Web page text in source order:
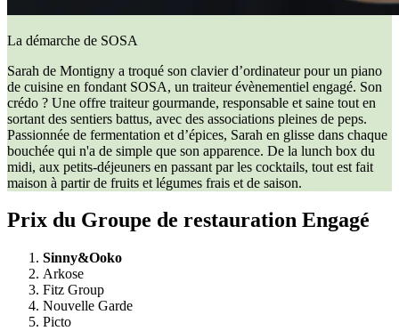
La démarche de SOSA
Sarah de Montigny a troqué son clavier d’ordinateur pour un piano
de cuisine en fondant SOSA, un traiteur évènementiel engagé. Son
crédo ? Une offre traiteur gourmande, responsable et saine tout en
sortant des sentiers battus, avec des associations pleines de peps.
Passionnée de fermentation et d’épices, Sarah en glisse dans chaque
bouchée qui n'a de simple que son apparence. De la lunch box du
midi, aux petits-déjeuners en passant par les cocktails, tout est fait
maison à partir de fruits et légumes frais et de saison.
Prix du Groupe de restauration Engagé
Sinny&Ooko
Arkose
Fitz Group
Nouvelle Garde
Picto